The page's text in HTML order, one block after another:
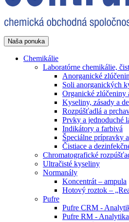
Naša ponuka
Chemikálie
Laboratórne chemikálie,
Anorganické
Soli anorganických
Organické zlúčeniny
Kyseliny, zásady a
Rozpúšťadlá a
Prvky a jednoduché
Indikátory a farbivá
Špeciálne prípravky
Čistiace a
Chromatografické
Ultračisté kyseliny
Normanály
Koncentrát – ampula
Hotový roztok –
Pufre
Pufre CRM -
Pufre RM -